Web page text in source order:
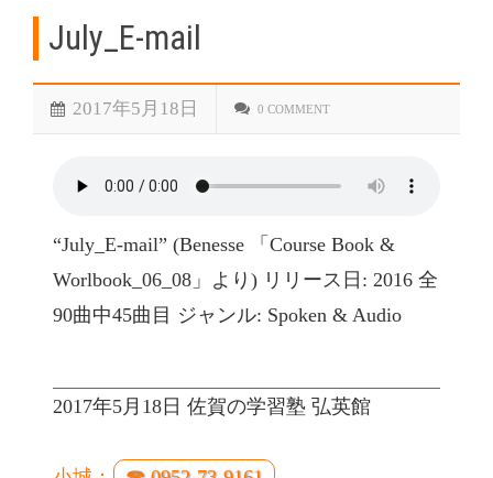
July_E-mail
2017年5月18日 0 COMMENT
“July_E-mail” (Benesse 「Course Book &
Worlbook_06_08」より) リリース日: 2016 全
90曲中45曲目 ジャンル: Spoken & Audio
2017年5月18日 佐賀の学習塾 弘英館